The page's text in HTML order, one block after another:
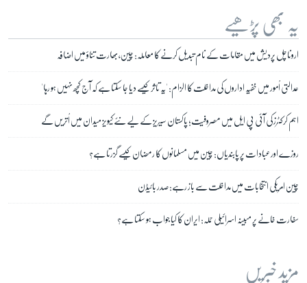
یہ بھی پڑھیے
اروناچل پردیش میں مقامات کے نام تبدیل کرنے کا معاملہ: چین، بھارت تناؤ میں اضافہ
عدالتی اُمور میں خفیہ اداروں کی مداخلت کا الزام: 'یہ تاثر کیسے دیا جا سکتا ہے کہ آج کچھ نہیں ہو رہا'
اہم کرکٹرز کی آئی پی ایل میں مصروفیت؛ پاکستان سیریز کے لیے نئے کیویز میدان میں اُتریں گے
روزے اور عبادات پر پابندیاں: چین میں مسلمانوں کا رمضان کیسے گزرتا ہے؟
چین امریکی انتخابات میں مداخلت سے باز رہے: صدر بائیڈن
سفارت خانے پر مبینہ اسرائیلی حملہ: ایران کا کیا جواب ہو سکتا ہے؟
مزید خبریں